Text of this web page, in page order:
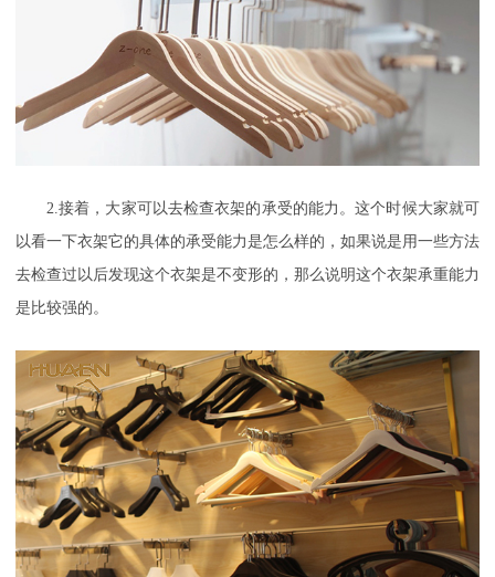
2.接着 ， 大家可以去检查衣架的承受的能力。这个时候大家就可
以看一下衣架它的具体的承受能力是怎么样的，如果说是用一些方法
去检查过以后发现这个衣架是不变形的，那么说明这个衣架承重能力
是比较强的。